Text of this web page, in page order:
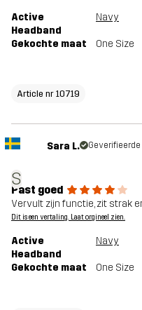
Active
Headband
Navy
Gekochte maat One Size
Article nr 10719
S
Sara L. Geverifieerde
Past goed
Vervult zijn functie, zit strak
Dit is een vertaling. Laat orgineel zien.
Active
Headband
Navy
Gekochte maat One Size